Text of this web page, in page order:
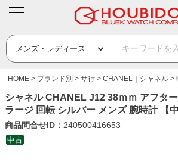
HOME ブランド別 サ行 CHANEL｜シャネル
シャネル CHANEL J12 38ｍｍ アフタ
ラージ 回転 シルバー メンズ 腕時計 【
商品問合せID： 240500416653
中古